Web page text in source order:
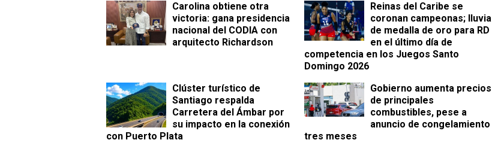
Carolina obtiene otra
victoria: gana presidencia
nacional del CODIA con
arquitecto Richardson
Reinas del Caribe se
coronan campeonas; lluvia
de medalla de oro para RD
en el último día de
competencia en los Juegos Santo
Domingo 2026
Clúster turístico de
Santiago respalda
Carretera del Ámbar por
su impacto en la conexión
con Puerto Plata
Gobierno aumenta precios
de principales
combustibles, pese a
anuncio de congelamiento
tres meses